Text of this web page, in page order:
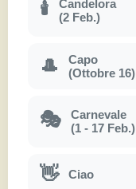
🕯
Candelora
(2 Feb.)
🎩
Capo
(Ottobre 16)
🎭
Carnevale
(1 - 17 Feb.)
👋 Ciao